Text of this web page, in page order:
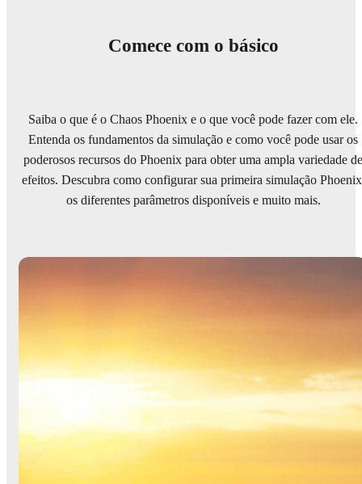
Comece com o básico
Saiba o que é o Chaos Phoenix e o que você pode fazer com ele.
Entenda os fundamentos da simulação e como você pode usar os
poderosos recursos do Phoenix para obter uma ampla variedade de
efeitos. Descubra como configurar sua primeira simulação
os diferentes parâmetros disponíveis e muito mais.